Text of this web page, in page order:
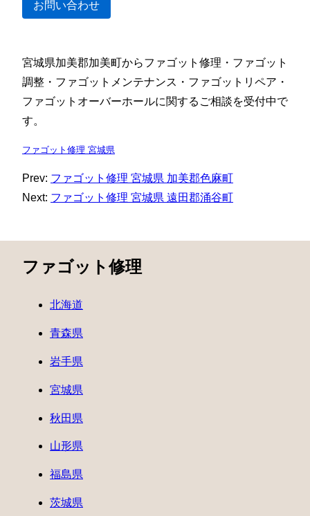
お問い合わせ
宮城県加美郡加美町からファゴット修理・ファゴット
調整・ファゴットメンテナンス・ファゴットリペア・
ファゴットオーバーホールに関するご相談を受付中で
す。
ファゴット修理 宮城県
Prev: ファゴット修理 宮城県 加美郡色麻町
Next: ファゴット修理 宮城県 遠田郡涌谷町
ファゴット修理
北海道
青森県
岩手県
宮城県
秋田県
山形県
福島県
茨城県